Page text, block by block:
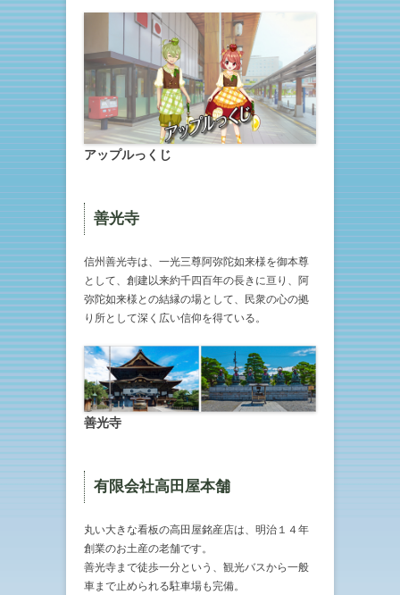
アップルっくじ
善光寺
信州善光寺は、一光三尊阿弥陀如来様を御本尊
として、創建以来約千四百年の長きに亘り、阿
弥陀如来様との結縁の場として、民衆の心の拠
り所として深く広い信仰を得ている。
善光寺
有限会社高田屋本舗
丸い大きな看板の高田屋銘産店は、明治１４年
創業のお土産の老舗です。
善光寺まで徒歩一分という、観光バスから一般
車まで止められる駐車場も完備。